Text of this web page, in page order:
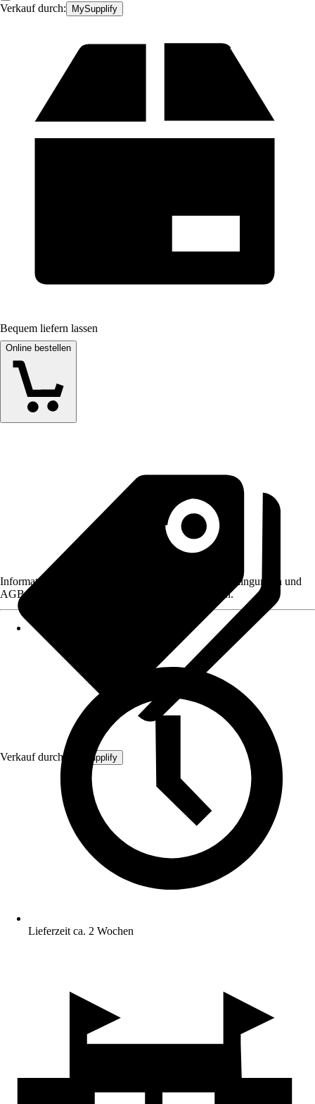
Verkauf durch: MySupplify
Bequem liefern lassen
Online bestellen
Verkauf durch: MySupplify
Informationen des Verkäufers, wie z. B. Rückgabebedingungen und
AGB, finden Sie bei Klick auf den Verkäufernamen.
Lieferzeit ca. 2 Wochen